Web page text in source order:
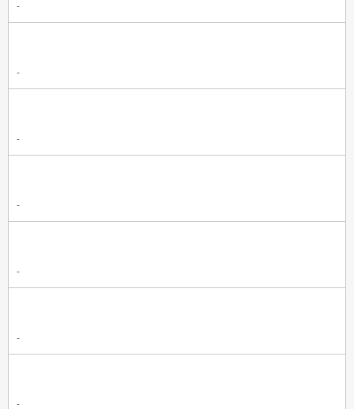
-
-
-
-
-
-
-